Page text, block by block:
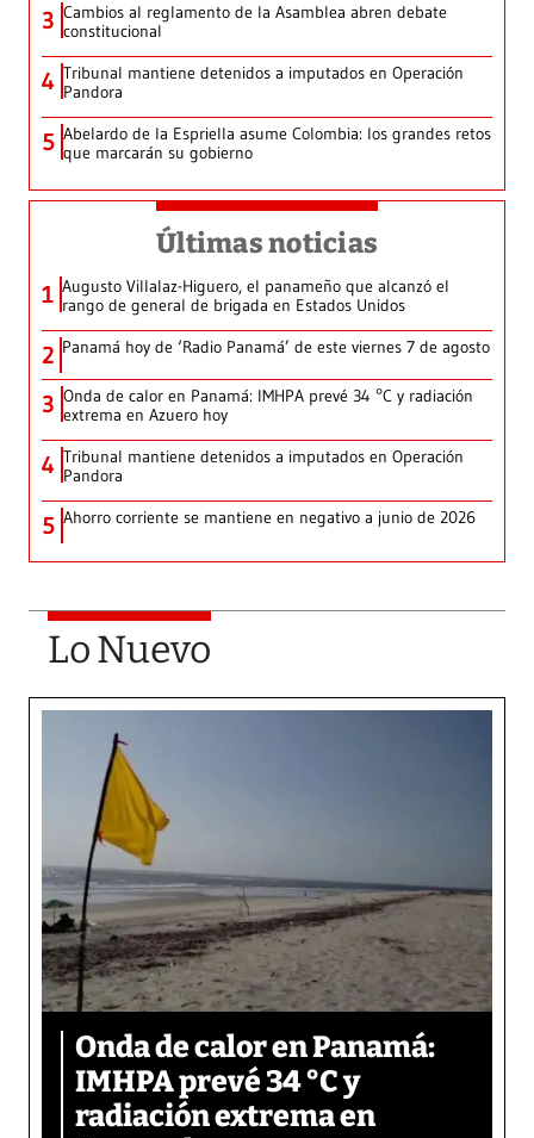
3 Cambios al reglamento de la Asamblea abren debate
constitucional
4 Tribunal mantiene detenidos a imputados en Operación
Pandora
5 Abelardo de la Espriella asume Colombia: los grandes retos
que marcarán su gobierno
Últimas noticias
1 Augusto Villalaz-Higuero, el panameño que alcanzó el
rango de general de brigada en Estados Unidos
2 Panamá hoy de ‘Radio Panamá’ de este viernes 7 de agosto
3 Onda de calor en Panamá: IMHPA prevé 34 °C y radiación
extrema en Azuero hoy
4 Tribunal mantiene detenidos a imputados en Operación
Pandora
5 Ahorro corriente se mantiene en negativo a junio de 2026
Lo Nuevo
Onda de calor en Panamá:
IMHPA prevé 34 °C y
radiación extrema en